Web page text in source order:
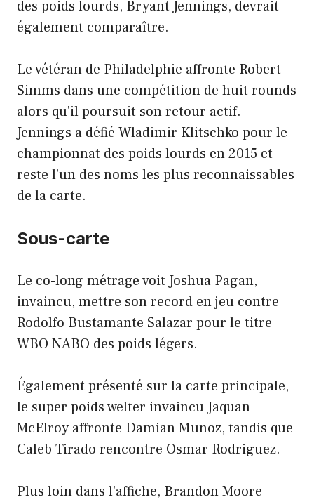
des poids lourds, Bryant Jennings, devrait
également comparaître.
Le vétéran de Philadelphie affronte Robert
Simms dans une compétition de huit rounds
alors qu'il poursuit son retour actif.
Jennings a défié Wladimir Klitschko pour le
championnat des poids lourds en 2015 et
reste l'un des noms les plus reconnaissables
de la carte.
Sous-carte
Le co-long métrage voit Joshua Pagan,
invaincu, mettre son record en jeu contre
Rodolfo Bustamante Salazar pour le titre
WBO NABO des poids légers.
Également présenté sur la carte principale,
le super poids welter invaincu Jaquan
McElroy affronte Damian Munoz, tandis que
Caleb Tirado rencontre Osmar Rodriguez.
Plus loin dans l'affiche, Brandon Moore